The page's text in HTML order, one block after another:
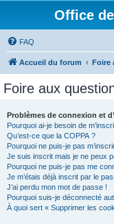
Office
FAQ
Accueil du forum Foire
Foire aux
Problèmes de connexion et
Pourquoi ai-je besoin de
Qu’est-ce que la COPPA ?
Pourquoi ne puis-je pas
Je suis inscrit mais je ne peux
Pourquoi ne puis-je pas me
Je m’étais déjà inscrit par le
J’ai perdu mon mot de passe !
Pourquoi suis-je déconnecté
À quoi sert « Supprimer les